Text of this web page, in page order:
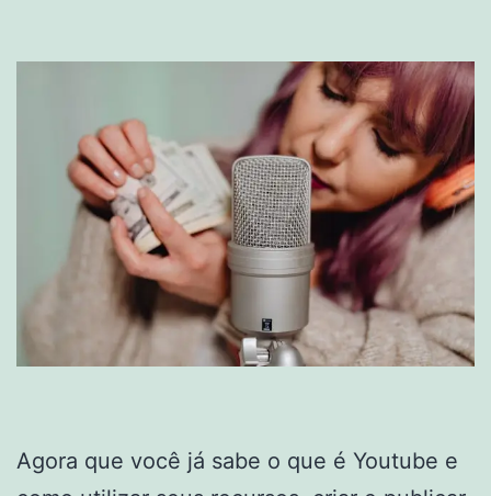
Agora que você já sabe o que é Youtube e